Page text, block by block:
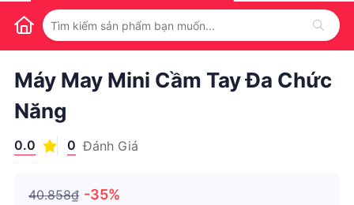
1 / 1
Máy May Mini Cầm Tay Đa Chức
Năng
0.0 0 Đánh Giá
40.858₫ -35%